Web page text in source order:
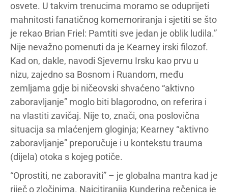
osvete. U takvim trenucima moramo se oduprijeti
mahnitosti fanatičnog komemoriranja i sjetiti se što
je rekao Brian Friel: Pamtiti sve jedan je oblik ludila.”
Nije nevažno pomenuti da je Kearney irski filozof.
Kad on, dakle, navodi Sjevernu Irsku kao prvu u
nizu, zajedno sa Bosnom i Ruandom, među
zemljama gdje bi ničeovski shvaćeno “aktivno
zaboravljanje” moglo biti blagorodno, on referira i
na vlastiti zavičaj. Nije to, znači, ona poslovična
situacija sa mlaćenjem gloginja; Kearney “aktivno
zaboravljanje” preporučuje i u kontekstu trauma
(dijela) otoka s kojeg potiče.
“Oprostiti, ne zaboraviti” – je globalna mantra kad je
riječ o zločinima. Najcitiranija Kunderina rečenica je